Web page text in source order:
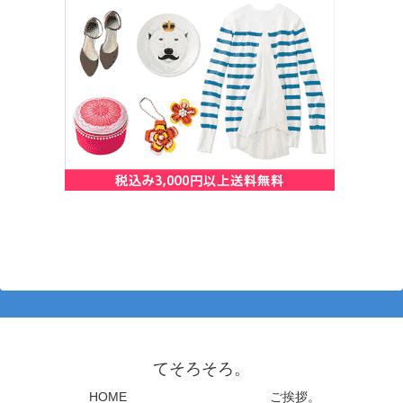
てそろそろ。
HOME ご挨拶。